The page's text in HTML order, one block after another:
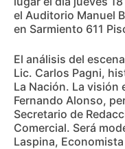
el Auditorio Manuel
en Sarmiento 611
El análisis del
Lic. Carlos Pagni,
La Nación. La visión
Fernando Alonso,
Secretario de
Comercial. Será
Laspina,